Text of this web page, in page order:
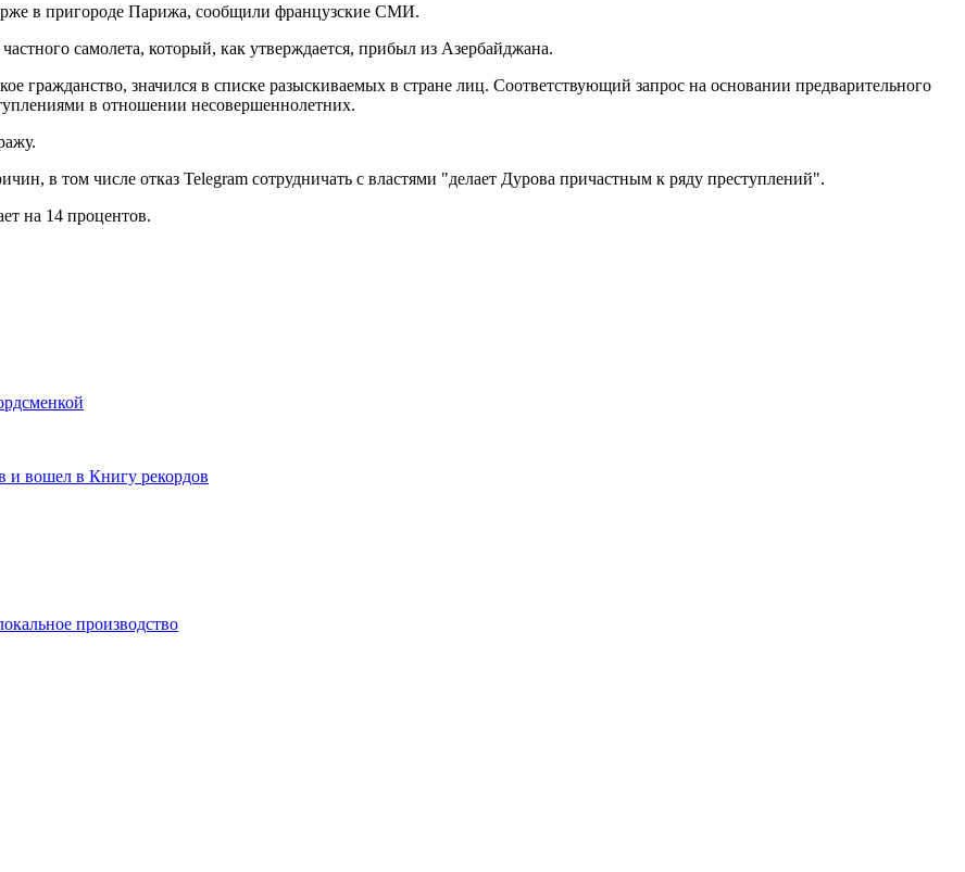
в пригороде Парижа, сообщили французские СМИ.
самолета, который, как утверждается, прибыл из Азербайджана.
значился в списке разыскиваемых в стране лиц. Соответствующий запрос на основании предварительного
в отношении несовершеннолетних.
в том числе отказ Telegram сотрудничать с властями "делает Дурова причастным к ряду преступлений".
на 14 процентов.
и вошел в Книгу рекордов
производство